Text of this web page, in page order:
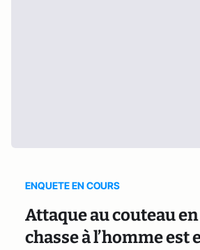
ENQUETE EN COURS
Attaque au couteau
chasse à l’homme est